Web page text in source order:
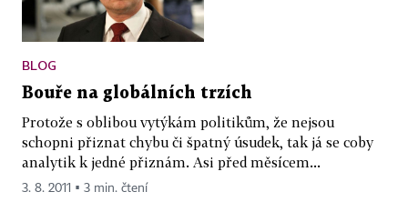
BLOG
Bouře na globálních trzích
Protože s oblibou vytýkám politikům, že nejsou
schopni přiznat chybu či špatný úsudek, tak já se coby
analytik k jedné přiznám. Asi před měsícem...
3. 8. 2011 ▪ 3 min. čtení